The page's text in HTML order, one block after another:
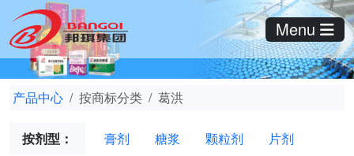
Menu
产品中心 按商标分类 葛洪
按剂型： 膏剂 糖浆 颗粒剂
片剂